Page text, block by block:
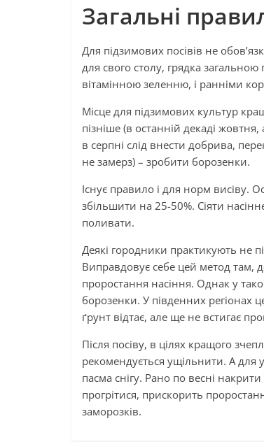
Загальні
Для підзимових посівів не
для свого столу, грядка
вітамінною зеленню, і ранніми
Місце для підзимових культур
пізніше (в останній декаді
в серпні слід внести добрива,
не замерз) – зробити борозенки.
Існує правило і для норм висіву.
збільшити на 25-50%. Сіяти
поливати.
Деякі городники практикують не
Виправдовує себе цей метод там,
проростання насіння. Однак у
борозенки. У південних регіонах
ґрунт відтає, але ще не встигає
Після посіву, в цілях кращого
рекомендується ущільнити. А для
пасма снігу. Рано по весні
прогрітися, прискорить
заморозків.